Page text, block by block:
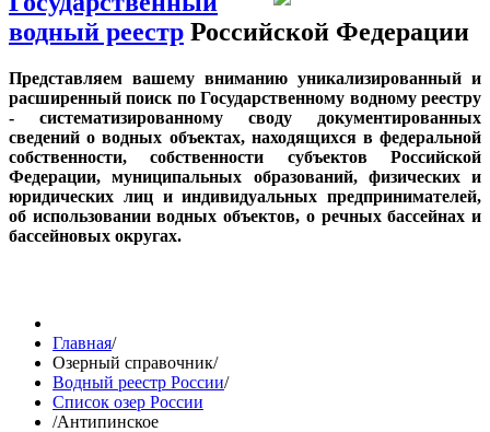
водный реестр Российской Федерации
Представляем вашему вниманию уникализированный и
расширенный поиск по Государственному водному реестру
- систематизированному своду документированных
сведений о водных объектах, находящихся в федеральной
собственности, собственности субъектов Российской
Федерации, муниципальных образований, физических и
юридических лиц и индивидуальных предпринимателей,
об использовании водных объектов, о речных бассейнах и
бассейновых округах.
Главная/
Озерный справочник/
Водный реестр России/
Список озер России
/Антипинское